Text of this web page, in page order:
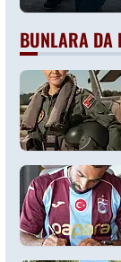
BUNLARA DA